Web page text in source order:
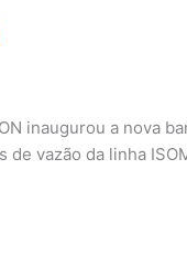
inaugurou a
vazão da linha